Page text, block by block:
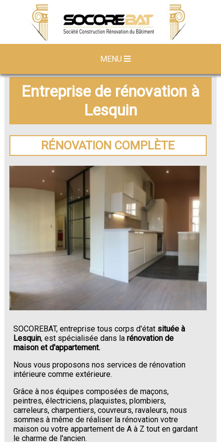
MENU
Entreprise de rénovation à
Lesquin
RÉNOVATION COMPLÈTE
SOCOREBAT, entreprise tous corps d'état située à
Lesquin, est spécialisée dans larénovation de
maison et d'appartement.
Nous vous proposons nos services de rénovation
intérieure comme extérieure.
Grâce à nos équipes composées de maçons,
peintres, électriciens, plaquistes, plombiers,
carreleurs, charpentiers, couvreurs, ravaleurs, nous
sommes à même de réaliser la rénovation votre
maison ou votre appartement de A à Z tout en gardant
le charme de l'ancien.